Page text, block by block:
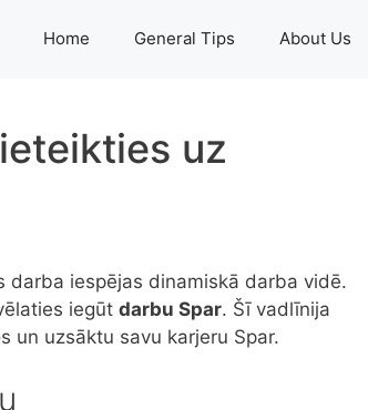
Home General Tips About Us
uz
iespējas dinamiskā darba vidē.
iegūt darbu Spar. Šī vadlīnija
un uzsāktu savu karjeru Spar.